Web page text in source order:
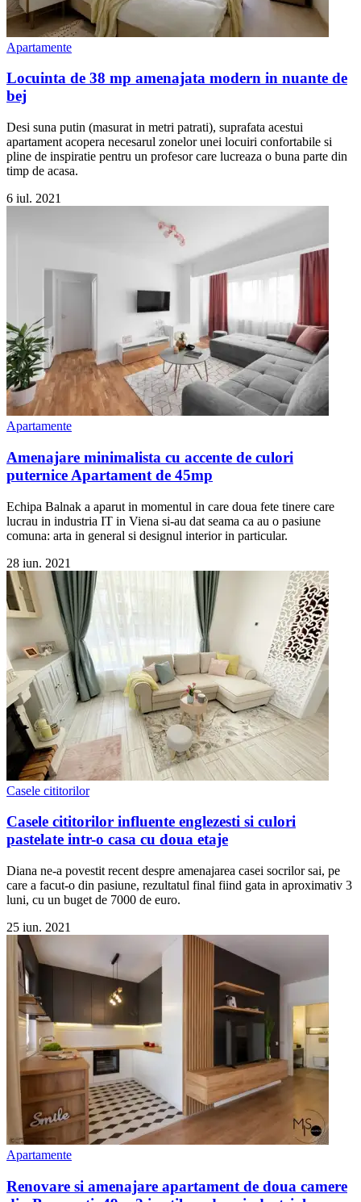
Apartamente
Locuinta de 38 mp amenajata modern in nuante de
bej
Desi suna putin (masurat in metri patrati), suprafata acestui
apartament acopera necesarul zonelor unei locuiri confortabile si
pline de inspiratie pentru un profesor care lucreaza o buna parte din
timp de acasa.
6 iul. 2021
Apartamente
Amenajare minimalista cu accente de culori
puternice Apartament de 45mp
Echipa Balnak a aparut in momentul in care doua fete tinere care
lucrau in industria IT in Viena si-au dat seama ca au o pasiune
comuna: arta in general si designul interior in particular.
28 iun. 2021
Casele cititorilor
Casele cititorilor influente englezesti si culori
pastelate intr-o casa cu doua etaje
Diana ne-a povestit recent despre amenajarea casei socrilor sai, pe
care a facut-o din pasiune, rezultatul final fiind gata in aproximativ 3
luni, cu un buget de 7000 de euro.
25 iun. 2021
Apartamente
Renovare si amenajare apartament de doua camere